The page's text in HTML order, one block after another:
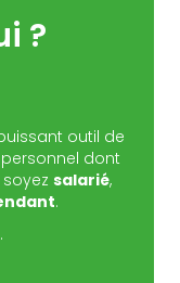
?
outil de
dont
salarié,
.